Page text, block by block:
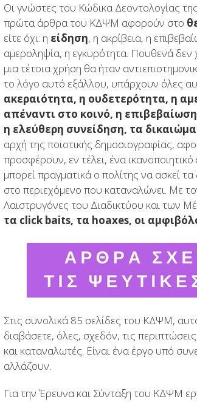
Οι γνώστες του Κώδικα Δεοντολογίας
πρώτα άρθρα του ΚΔΨΜ αφορούν στο
είτε όχι: η είδηση, η ακρίβεια, η
αμεροληψία, η εγκυρότητα. Πουθενά δεν
μια τέτοια χρήση θα ήταν
το λόγο αυτό εξάλλου, υπάρχουν όλες
ακεραιότητα, η ουδετερότητα, η
απέναντι στο κοινό, η
η ελεύθερη συνείδηση, τα
αρχή της ποιοτικής δημοσιογραφίας,
προσφέρουν, εν τέλει, ένα
μπορεί πραγματικά ο πολίτης να ασκεί
στο περιεχόμενο που καταναλώνει. Με
Λαιστρυγόνες του Διαδικτύου και των
τα click baits, τα hoaxes, οι
Στις συνολικά 85 σελίδες του ΚΔΨΜ,
διαβάσετε, όλες, σχεδόν, τις
και καταναλωτές. Είναι ένα έργο υπό
αλλάζουν.
Για την Έρευνα και Σύνταξη του ΚΔΨΜ